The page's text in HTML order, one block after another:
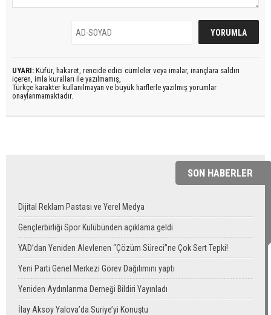
UYARI: Küfür, hakaret, rencide edici cümleler veya imalar, inançlara saldırı
içeren, imla kuralları ile yazılmamış,
Türkçe karakter kullanılmayan ve büyük harflerle yazılmış yorumlar
onaylanmamaktadır.
SON HABERLER
Dijital Reklam Pastası ve Yerel Medya
Gençlerbirliği Spor Kulübünden açıklama geldi
YAD’dan Yeniden Alevlenen “Çözüm Süreci”ne Çok Sert Tepki!
Yeni Parti Genel Merkezi Görev Dağılımını yaptı
Yeniden Aydınlanma Derneği Bildiri Yayınladı
İlay Aksoy Yalova’da Suriye’yi Konuştu